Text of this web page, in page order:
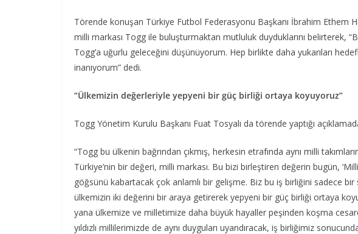
Törende konuşan Türkiye Futbol Federasyonu Başkanı İbrahim Ethem
milli markası Togg ile buluşturmaktan mutluluk duyduklarını belirterek,
Togg’a uğurlu geleceğini düşünüyorum. Hep birlikte daha yukarıları
inanıyorum” dedi.
“Ülkemizin değerleriyle yepyeni bir güç birliği ortaya koyuyoruz”
Togg Yönetim Kurulu Başkanı Fuat Tosyalı da törende yaptığı
“Togg bu ülkenin bağrından çıkmış, herkesin etrafında aynı milli
Türkiye’nin bir değeri, milli markası. Bu bizi birleştiren değerin bugün,
göğsünü kabartacak çok anlamlı bir gelişme. Biz bu iş birliğini sadece
ülkemizin iki değerini bir araya getirerek yepyeni bir güç birliği ortaya
yana ülkemize ve milletimize daha büyük hayaller peşinden koşma
yıldızlı millilerimizde de aynı duyguları uyandıracak, iş birliğimiz